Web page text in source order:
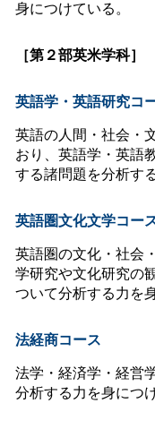
身につけている。
［第２部英米学科］
英語学・英語研究コ
英語の人間・社会・
おり、英語学・英語
する諸問題を分析す
英語圏文化文学コー
英語圏の文化・社会
学研究や文化研究の
ついて分析する力を
法経商コース
法学・経済学・経営
分析する力を身につ